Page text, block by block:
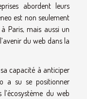
abordent leurs
est non seulement
Paris, mais aussi un
du web dans la
capacité à anticiper
a su se positionner
du web